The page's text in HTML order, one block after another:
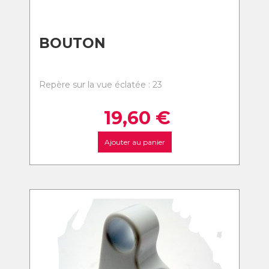
BOUTON
Repère sur la vue éclatée : 23
19,60 €
Ajouter au panier